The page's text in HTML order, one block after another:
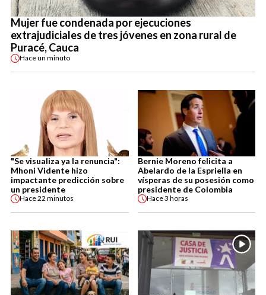
Mujer fue condenada por ejecuciones
extrajudiciales de tres jóvenes en zona rural de
Puracé, Cauca
Haceun minuto
"Se visualiza ya la renuncia":
Mhoni Vidente hizo
impactante predicción sobre
un presidente
Hace22 minutos
Bernie Moreno felicita a
Abelardo de la Espriella en
vísperas de su posesión como
presidente de Colombia
Hace3 horas